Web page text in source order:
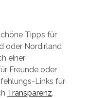
Tipps für
oder Nordirland
einer
Freunde oder
Links für
Transparenz.